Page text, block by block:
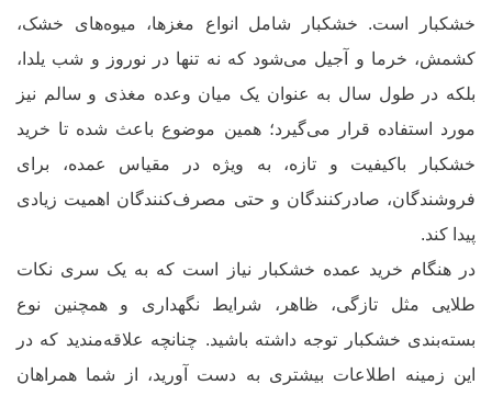
خشکبار است. خشکبار شامل انواع مغزها، میوه‌های خشک،
کشمش، خرما و آجیل می‌شود که نه تنها در نوروز و شب یلدا،
بلکه در طول سال به عنوان یک میان وعده مغذی و سالم نیز
مورد استفاده قرار می‌گیرد؛ همین موضوع باعث شده تا خرید
خشکبار باکیفیت و تازه، به ویژه در مقیاس عمده، برای
فروشندگان، صادرکنندگان و حتی مصرف‌کنندگان اهمیت زیادی
پیدا کند.
در هنگام خرید عمده خشکبار
نیاز است که به یک سری نکات
طلایی مثل تازگی، ظاهر، شرایط نگهداری و همچنین نوع
بسته‌بندی خشکبار توجه داشته باشید. چنانچه علاقه‌مندید که در
این زمینه اطلاعات بیشتری به دست آورید، از شما همراهان